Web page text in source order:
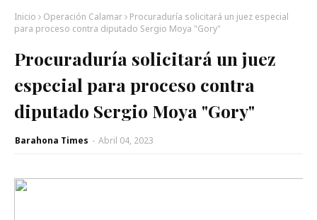
Inicio Operación Calamar
Procuraduría solicitará un juez especial
para proceso contra diputado Sergio Moya "Gory"
Procuraduría solicitará un juez
especial para proceso contra
diputado Sergio Moya "Gory"
Barahona Times - Abril 04, 2023